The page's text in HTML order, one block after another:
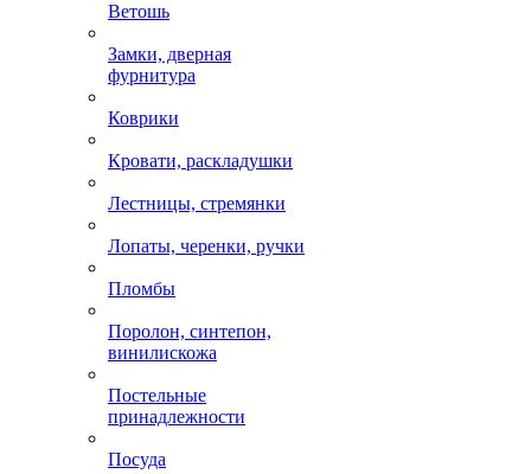
Ветошь
Замки, дверная
фурнитура
Коврики
Кровати, раскладушки
Лестницы, стремянки
Лопаты, черенки, ручки
Пломбы
Поролон, синтепон,
винилискожа
Постельные
принадлежности
Посуда